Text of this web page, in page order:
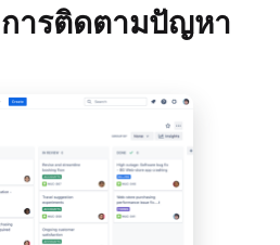
ารติดตามปัญหา